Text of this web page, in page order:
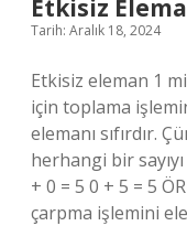
Nedir
Etkisiz
Tarih: Aralık 18, 2024
Etkisiz eleman 1
için toplama
elemanı sıfırdır.
herhangi bir
+ 0 = 5 0 + 5 = 5
çarpma işlemini